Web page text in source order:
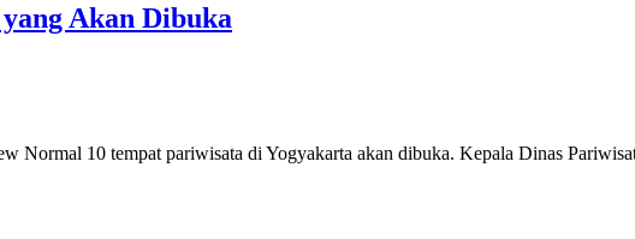
Akan Dibuka
Normal 10 tempat pariwisata di Yogyakarta akan dibuka. Kepala Dinas